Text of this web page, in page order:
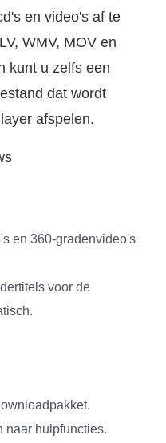
en video's af te
WMV, MOV en
kunt u zelfs een
dat wordt
afspelen.
en 360-gradenvideo's
voor de
naar hulpfuncties.